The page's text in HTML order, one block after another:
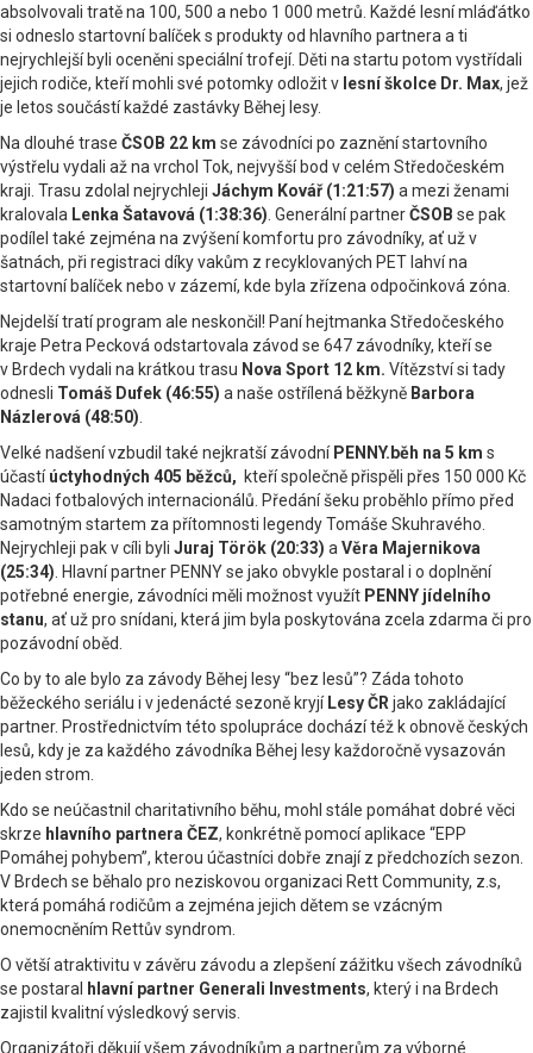
absolvovali tratě na 100, 500 a nebo 1 000 metrů. Každé lesní mláďátko
si odneslo startovní balíček s produkty od hlavního partnera a ti
nejrychlejší byli oceněni speciální trofejí. Děti na startu potom vystřídali
jejich rodiče, kteří mohli své potomky odložit v lesní školce Dr. Max, jež
je letos součástí každé zastávky Běhej lesy.
Na dlouhé trase ČSOB 22 km se závodníci po zaznění startovního
výstřelu vydali až na vrchol Tok, nejvyšší bod v celém Středočeském
kraji. Trasu zdolal nejrychleji Jáchym Kovář (1:21:57) a mezi ženami
kralovala Lenka Šatavová (1:38:36) . Generální partnerČSOB se pak
podílel také zejména na zvýšení komfortu pro závodníky, ať už v
šatnách, při registraci díky vakům z recyklovaných PET lahví na
startovní balíček nebo v zázemí, kde byla zřízena odpočinková zóna.
Nejdelší tratí program ale neskončil! Paní hejtmanka Středočeského
kraje Petra Pecková odstartovala závod se 647 závodníky, kteří se
v Brdech vydali na krátkou trasu Nova Sport 12 km. Vítězství si tady
odnesli Tomáš Dufek (46:55) a naše ostřílená běžkyně Barbora
Názlerová (48:50)
Velké nadšení vzbudil také nejkratší závodní PENNY.běh na 5 km s
účastíúctyhodných 405 běžců, kteří společně přispěli přes 150 000 Kč
Nadaci fotbalových internacionálů. Předání šeku proběhlo přímo před
samotným startem za přítomnosti legendy Tomáše Skuhravého.
Nejrychleji pak v cíli byli Juraj Török (20:33) a Věra Majernikova
(25:34) . Hlavní partner PENNY se jako obvykle postaral i o doplnění
potřebné energie, závodníci měli možnost využít PENNY jídelního
stanu, ať už pro snídani, která jim byla poskytována zcela zdarma či pro
pozávodní oběd.
Co by to ale bylo za závody Běhej lesy “bez lesů”? Záda tohoto
běžeckého seriálu i v jedenácté sezoně kryjí Lesy ČR jako zakládající
partner. Prostřednictvím této spolupráce dochází též k obnově českých
lesů, kdy je za každého závodníka Běhej lesy každoročně vysazován
jeden strom.
Kdo se neúčastnil charitativního běhu, mohl stále pomáhat dobré věci
skrze hlavního partnera ČEZ, konkrétně pomocí aplikace “EPP
Pomáhej pohybem”, kterou účastníci dobře znají z předchozích sezon.
V Brdech se běhalo pro neziskovou organizaci Rett Community, z.s,
která pomáhá rodičům a zejména jejich dětem se vzácným
onemocněním Rettův syndrom.
O větší atraktivitu v závěru závodu a zlepšení zážitku všech závodníků
se postaral
hlavní partner Generali Investments, který i na Brdech
zajistil kvalitní výsledkový servis.
Organizátoři děkují všem závodníkům a partnerům za výborné